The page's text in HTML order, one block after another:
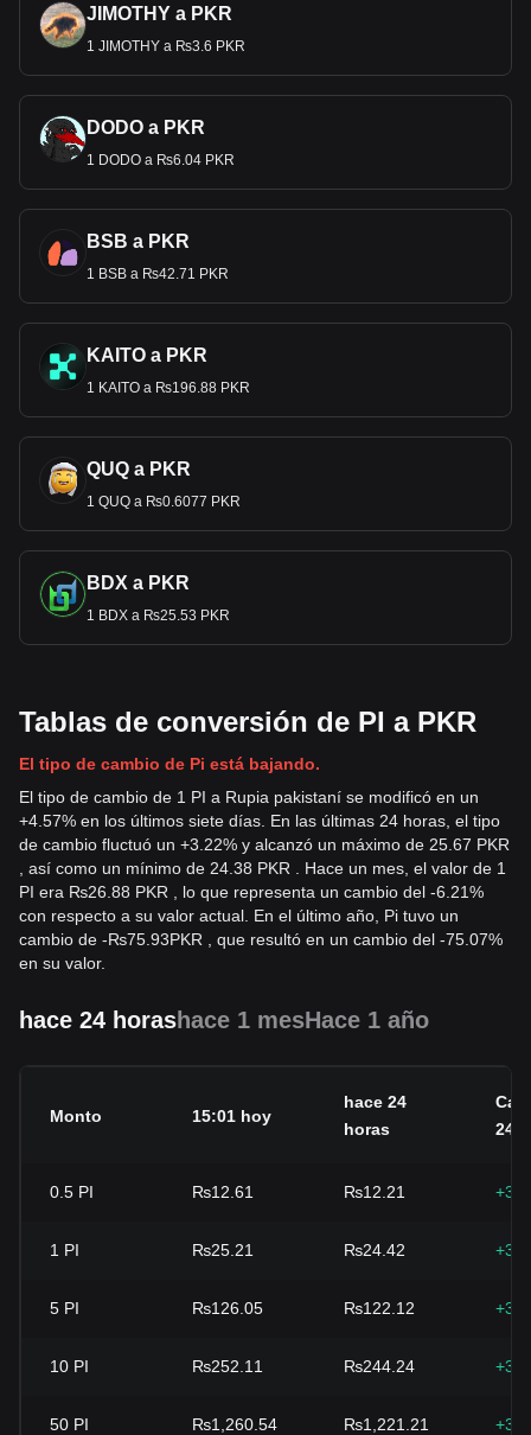
JIMOTHY a PKR
1 JIMOTHY a ₨3.6 PKR
DODO a PKR
1 DODO a ₨6.04 PKR
BSB a PKR
1 BSB a ₨42.71 PKR
KAITO a PKR
1 KAITO a ₨196.88 PKR
QUQ a PKR
1 QUQ a ₨0.6077 PKR
BDX a PKR
1 BDX a ₨25.53 PKR
Tablas de conversión de PI a PKR
El tipo de cambio de Pi está bajando.
El tipo de cambio de 1 PI a Rupia pakistaní se modificó en un
+4.57% en los últimos siete días. En las últimas 24 horas, el tipo
de cambio fluctuó un +3.22% y alcanzó un máximo de 25.67 PKR
, así como un mínimo de 24.38 PKR . Hace un mes, el valor de 1
PI era ₨26.88 PKR , lo que representa un cambio del -6.21%
con respecto a su valor actual. En el último año, Pi tuvo un
cambio de -₨75.93PKR , que resultó en un cambio del -75.07%
en su valor.
hace 24 horashace 1 mesHace 1 año
Monto 15:01 hoy
hace 24
horas
24h
0.5 PI ₨12.61 ₨12.21
1 PI ₨25.21 ₨24.42
5 PI ₨126.05 ₨122.12
10 PI ₨252.11 ₨244.24
50 PI ₨1,260.54 ₨1,221.21